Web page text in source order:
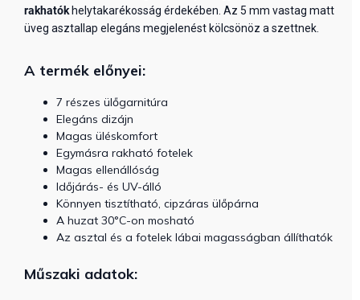
rakhatók helytakarékosság érdekében. Az 5 mm vastag matt
üveg asztallap elegáns megjelenést kölcsönöz a szettnek.
A termék előnyei:
7 részes ülőgarnitúra
Elegáns dizájn
Magas üléskomfort
Egymásra rakható fotelek
Magas ellenállóság
Időjárás- és UV-álló
Könnyen tisztítható, cipzáras ülőpárna
A huzat 30°C-on mosható
Az asztal és a fotelek lábai magasságban állíthatók
Műszaki adatok: